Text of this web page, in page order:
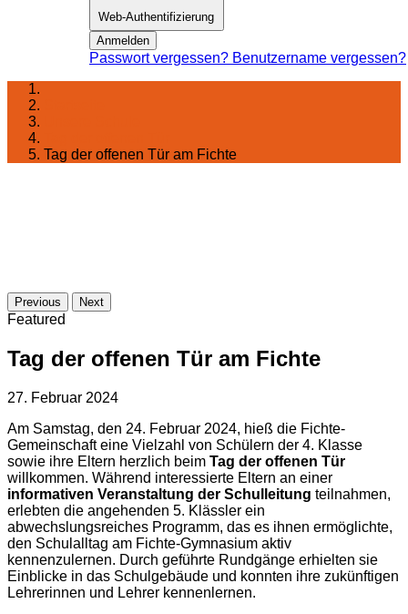
Web-Authentifizierung
Anmelden
Passwort vergessen? Benutzername vergessen?
Tag der offenen Tür am Fichte
Previous Next
Featured
Tag der offenen Tür am Fichte
27. Februar 2024
Am Samstag, den 24. Februar 2024, hieß die Fichte-
Gemeinschaft eine Vielzahl von Schülern der 4. Klasse
sowie ihre Eltern herzlich beim Tag der offenen Tür
willkommen. Während interessierte Eltern an einer
informativen Veranstaltung der Schulleitung teilnahmen,
erlebten die angehenden 5. Klässler ein
abwechslungsreiches Programm, das es ihnen ermöglichte,
den Schulalltag am Fichte-Gymnasium aktiv
kennenzulernen. Durch geführte Rundgänge erhielten sie
Einblicke in das Schulgebäude und konnten ihre zukünftigen
Lehrerinnen und Lehrer kennenlernen.